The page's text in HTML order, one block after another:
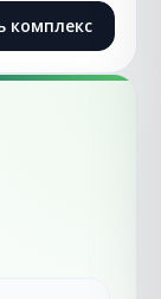
комплекс